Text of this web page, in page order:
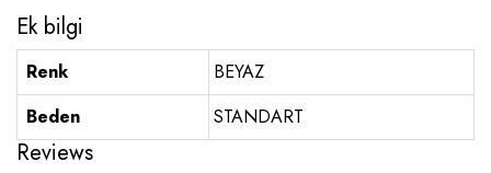
Ek bilgi
Renk
BEYAZ
Beden
STANDART
Reviews